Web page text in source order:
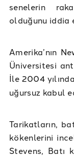
senelerin
olduğunu iddia
Amerika’nın
Üniversitesi
İle 2004
uğursuz kabul
Tarikatların,
kökenlerini
Stevens, Batı